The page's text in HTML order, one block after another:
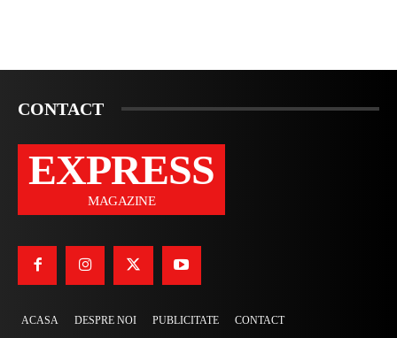
CONTACT
EXPRESS
MAGAZINE
ACASA DESPRE NOI PUBLICITATE CONTACT